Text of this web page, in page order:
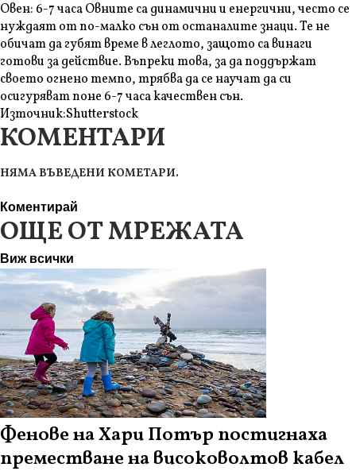
Овен: 6-7 часа Овните са динамични и енергични, често се
нуждаят от по-малко сън от останалите знаци. Те не
обичат да губят време в леглото, защото са винаги
готови за действие. Въпреки това, за да поддържат
своето огнено темпо, трябва да се научат да си
осигуряват поне 6-7 часа качествен сън.
Източник:Shutterstock
КОМЕНТАРИ
НЯМА ВЪВЕДЕНИ КОМЕТАРИ.
Коментирай
ОЩЕ ОТ МРЕЖАТА
Виж всички
Фенове на Хари Потър постигнаха
преместване на високоволтов кабел